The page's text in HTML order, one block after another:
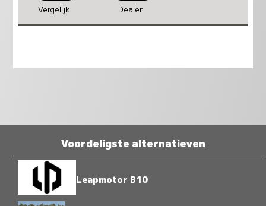
Vergelijk Dealer
Voordeligste alternatieven
Leapmotor B10